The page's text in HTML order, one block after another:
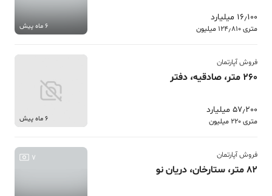
16٫100 میلیارد
متری 124٫810 میلیون 6 ماه پیش
فروش آپارتمان
260 متر، صادقیه، دفتر
57٫200 میلیارد
متری 220 میلیون 6 ماه پیش
فروش آپارتمان
82 متر، ستارخان، دریان نو
7